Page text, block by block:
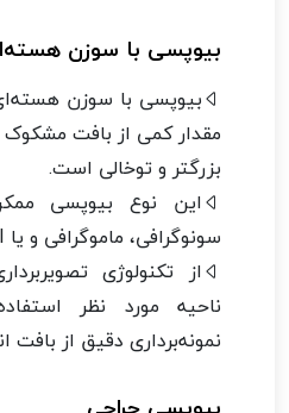
بیوپسی با سوزن
بیوپسی با سوزن
مقدار کمی از بافت
بزرگتر و توخالی است.
این نوع بیوپسی
سونوگرافی، ماموگرافی و یا MRI انجام شود.
از تکنولوژی
ناحیه مورد نظر
نمونه‌برداری دقیق از بافت